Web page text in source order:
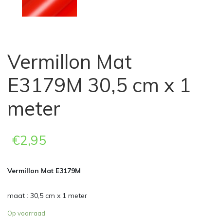
Vermillon Mat
E3179M 30,5 cm x 1
meter
€2,95
Vermillon Mat E3179M
maat : 30,5 cm x 1 meter
Op voorraad